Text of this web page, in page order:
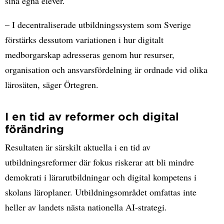
– I decentraliserade utbildningssystem som Sverige
förstärks dessutom variationen i hur digitalt
medborgarskap adresseras genom hur resurser,
organisation och ansvarsfördelning är ordnade vid olika
lärosäten, säger Örtegren.
I en tid av reformer och digital
förändring
Resultaten är särskilt aktuella i en tid av
utbildningsreformer där fokus riskerar att bli mindre
demokrati i lärarutbildningar och digital kompetens i
skolans läroplaner. Utbildningsområdet omfattas inte
heller av landets nästa nationella AI-strategi.